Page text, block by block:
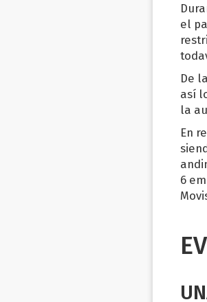
el
De
así
la
En
6